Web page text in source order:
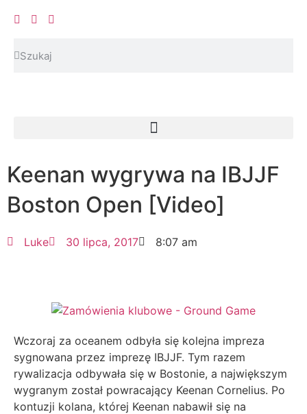
Keenan wygrywa na IBJJF
Boston Open [Video]
Luke 30 lipca, 2017 8:07 am
Wczoraj za oceanem odbyła się kolejna impreza
sygnowana przez imprezę IBJJF. Tym razem
rywalizacja odbywała się w Bostonie, a największym
wygranym został powracający Keenan Cornelius. Po
kontuzji kolana, której Keenan nabawił się na